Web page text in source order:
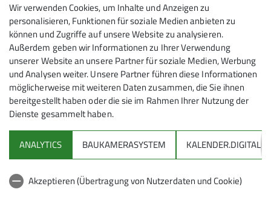
Qualifikationen
Trainer*in C Sportklettern Leistungssport
Ämter
Kletterbetreuer*in Jugend
Betreuer*in Kletterhalle
Jugendleistungsgruppe Klettern (JLK)
Wir sind eine Gruppe bestehend aus bis
zu 12 jungen, motivierten Kletterern im
Alter zwischen 11 und 19 Jahren und drei
Trainern. Durch ein regelmäßiges und
zielgerichtetes Training wollen wir unser
Kletterkönnen steigern. Wir haben Spaß
am (schwer) klettern gehen auch gerne
raus an den Fels. Dazu wird ein- bis
DAV Infos zu Bergsport allgemein
Wir verwenden Cookies, um Inhalte und Anzeigen zu
personalisieren, Funktionen für soziale Medien anbieten zu
können und Zugriffe auf unsere Website zu analysieren.
Außerdem geben wir Informationen zu Ihrer Verwendung
unserer Website an unsere Partner für soziale Medien, Werbung
und Analysen weiter. Unsere Partner führen diese Informationen
möglicherweise mit weiteren Daten zusammen, die Sie ihnen
bereitgestellt haben oder die sie im Rahmen Ihrer Nutzung der
Dienste gesammelt haben.
ANALYTICS BAUKAMERASYSTEM KALENDER.DIGITAL
Akzeptieren (Übertragung von Nutzerdaten und Cookie)